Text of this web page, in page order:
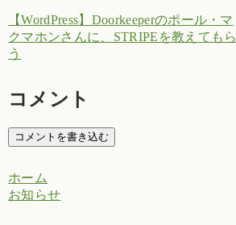
【WordPress】Doorkeeperのポール・マ
クマホンさんに、STRIPEを教えてもら
う
コメント
コメントを書き込む
ホーム
お知らせ